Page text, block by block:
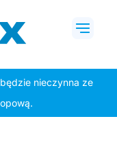
nieczynna ze